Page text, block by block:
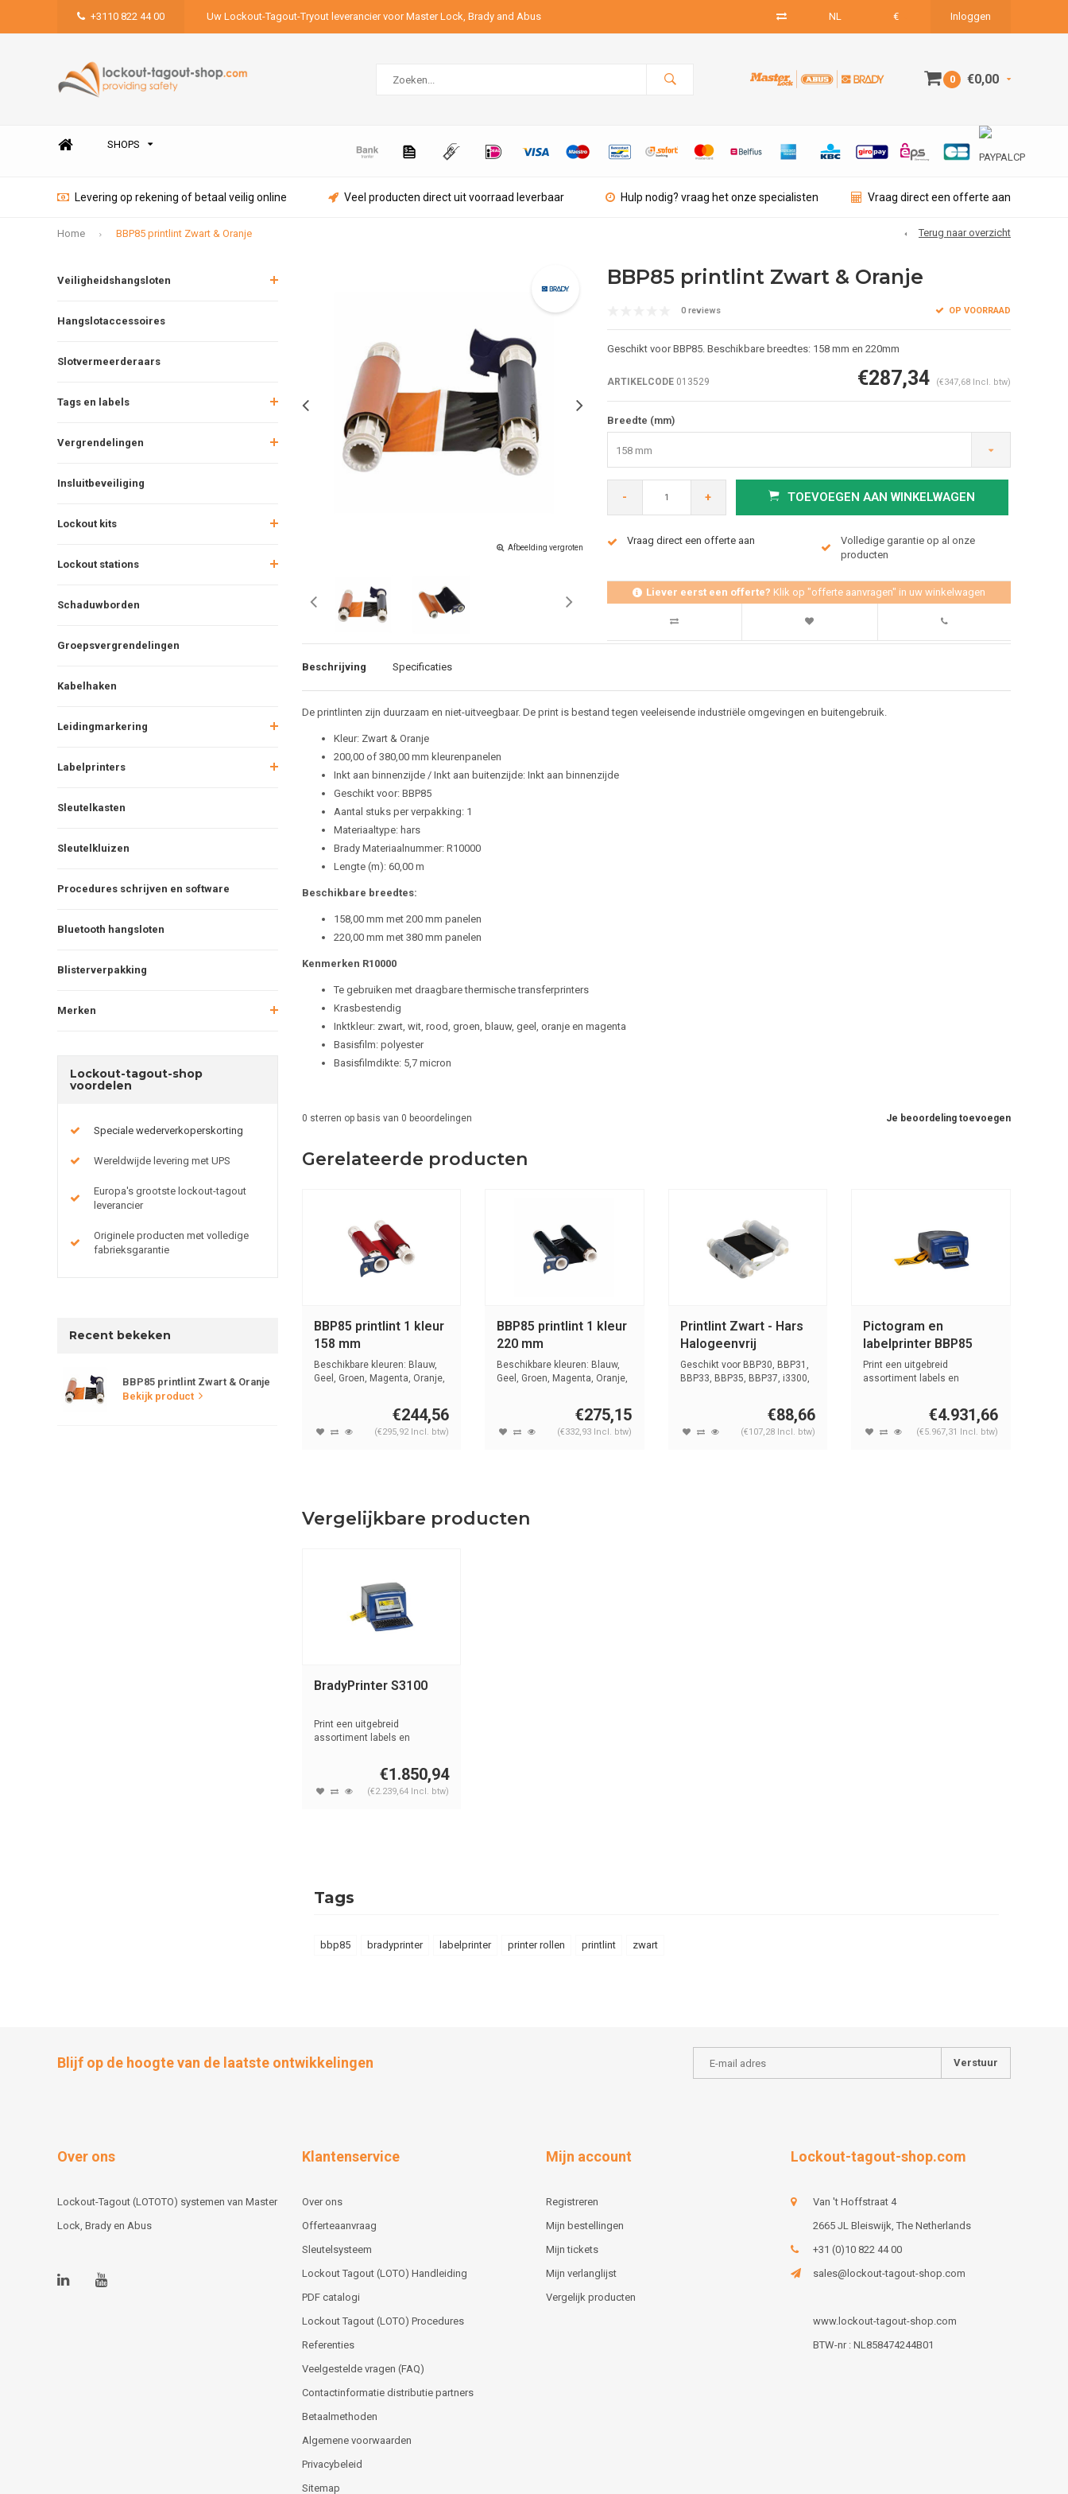
+3110 822 44 00 Uw Lockout-Tagout-Tryout leverancier voor Master Lock, Brady and Abus NL € Inloggen
0 €0,00
SHOPS
Levering op rekening of betaal veilig online Veel producten direct uit voorraad leverbaar Hulp nodig? vraag het onze specialisten Vraag direct een offerte aan
Home BBP85 printlint Zwart & Oranje Terug naar overzicht
Veiligheidshangsloten
Hangslotaccessoires
Slotvermeerderaars
Tags en labels
Vergrendelingen
Insluitbeveiliging
Lockout kits
Lockout stations
Schaduwborden
Groepsvergrendelingen
Kabelhaken
Leidingmarkering
Labelprinters
Sleutelkasten
Sleutelkluizen
Procedures schrijven en software
Bluetooth hangsloten
Blisterverpakking
Merken
Lockout-tagout-shop
voordelen
Speciale wederverkoperskorting
Wereldwijde levering met UPS
Europa's grootste lockout-tagout
leverancier
Originele producten met volledige
fabrieksgarantie
Recent bekeken
BBP85 printlint Zwart & Oranje
Bekijk product
Afbeelding vergroten Afbeelding vergroten
BBP85 printlint Zwart & Oranje
0 reviews OP VOORRAAD
Geschikt voor BBP85. Beschikbare breedtes: 158 mm en 220mm
ARTIKELCODE013529 €287,34 (€347,68 Incl. btw)
Breedte (mm)
158 mm
- + TOEVOEGEN AAN WINKELWAGEN
Vraag direct een offerte aan
Volledige garantie op al onze
producten
Liever eerst een offerte? Klik op "offerte aanvragen" in uw winkelwagen
Beschrijving Specificaties
De printlinten zijn duurzaam en niet-uitveegbaar. De print is bestand tegen veeleisende industriële omgevingen en buitengebruik.
Kleur: Zwart & Oranje
200,00 of 380,00 mm kleurenpanelen
Inkt aan binnenzijde / Inkt aan buitenzijde: Inkt aan binnenzijde
Geschikt voor: BBP85
Aantal stuks per verpakking: 1
Materiaaltype: hars
Brady Materiaalnummer: R10000
Lengte (m): 60,00 m
Beschikbare breedtes:
158,00 mm met 200 mm panelen
220,00 mm met 380 mm panelen
Kenmerken R10000
Te gebruiken met draagbare thermische transferprinters
Krasbestendig
Inktkleur: zwart, wit, rood, groen, blauw, geel, oranje en magenta
Basisfilm: polyester
Basisfilmdikte: 5,7 micron
Je beoordeling toevoegen
0 sterren op basis van 0 beoordelingen
Gerelateerde producten
BBP85 printlint 1 kleur
158 mm
Beschikbare kleuren: Blauw,
Geel, Groen, Magenta, Oranje,
€244,56
(€295,92 Incl. btw)
BBP85 printlint 1 kleur
220 mm
Beschikbare kleuren: Blauw,
Geel, Groen, Magenta, Oranje,
€275,15
(€332,93 Incl. btw)
Printlint Zwart - Hars
Halogeenvrij
Geschikt voor BBP30, BBP31,
BBP33, BBP35, BBP37, i3300,
€88,66
(€107,28 Incl. btw)
Pictogram en
labelprinter BBP85
Print een uitgebreid
assortiment labels en
€4.931,66
(€5.967,31 Incl. btw)
Vergelijkbare producten
BradyPrinter S3100
Print een uitgebreid
assortiment labels en
€1.850,94
(€2.239,64 Incl. btw)
Tags
bbp85 bradyprinter labelprinter printer rollen printlint zwart
Blijf op de hoogte van de laatste ontwikkelingen Verstuur
Over ons
Lockout-Tagout (LOTOTO) systemen van Master
Lock, Brady en Abus
Klantenservice
Over ons
Offerteaanvraag
Sleutelsysteem
Lockout Tagout (LOTO) Handleiding
PDF catalogi
Lockout Tagout (LOTO) Procedures
Referenties
Veelgestelde vragen (FAQ)
Contactinformatie distributie partners
Betaalmethoden
Algemene voorwaarden
Privacybeleid
Sitemap
Mijn account
Registreren
Mijn bestellingen
Mijn tickets
Mijn verlanglijst
Vergelijk producten
Lockout-tagout-shop.com
Van 't Hoffstraat 4
2665 JL Bleiswijk, The Netherlands
+31 (0)10 822 44 00
sales@lockout-tagout-shop.com
www.lockout-tagout-shop.com
BTW-nr : NL858474244B01